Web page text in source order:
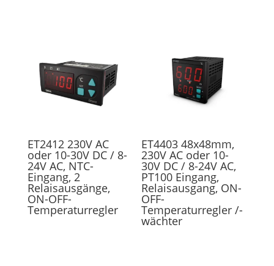
ET2412 230V AC
oder 10-30V DC / 8-
24V AC, NTC-
Eingang, 2
Relaisausgänge,
ON-OFF-
Temperaturregler
ET4403 48x48mm,
230V AC oder 10-
30V DC / 8-24V AC,
PT100 Eingang,
Relaisausgang, ON-
OFF-
Temperaturregler /-
wächter